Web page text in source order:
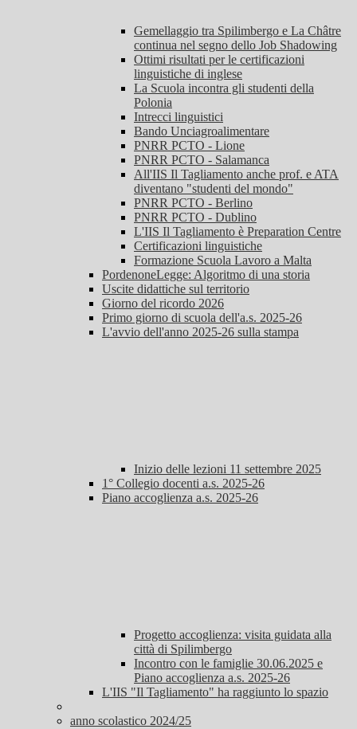
Gemellaggio tra Spilimbergo e La Châtre
continua nel segno dello Job Shadowing
Ottimi risultati per le certificazioni
linguistiche di inglese
La Scuola incontra gli studenti della
Polonia
Intrecci linguistici
Bando Unciagroalimentare
PNRR PCTO - Lione
PNRR PCTO - Salamanca
All'IIS Il Tagliamento anche prof. e ATA
diventano "studenti del mondo"
PNRR PCTO - Berlino
PNRR PCTO - Dublino
L'IIS Il Tagliamento è Preparation Centre
Certificazioni linguistiche
Formazione Scuola Lavoro a Malta
PordenoneLegge: Algoritmo di una storia
Uscite didattiche sul territorio
Giorno del ricordo 2026
Primo giorno di scuola dell'a.s. 2025-26
L'avvio dell'anno 2025-26 sulla stampa
Inizio delle lezioni 11 settembre 2025
1° Collegio docenti a.s. 2025-26
Piano accoglienza a.s. 2025-26
Progetto accoglienza: visita guidata alla
città di Spilimbergo
Incontro con le famiglie 30.06.2025 e
Piano accoglienza a.s. 2025-26
L'IIS "Il Tagliamento" ha raggiunto lo spazio
anno scolastico 2024/25